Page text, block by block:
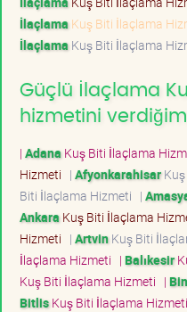
İlaçlama Kuş Biti İlaçlama
İlaçlama Kuş Biti İlaçlama
Güçlü İlaçlama
hizmetini
| Adana Kuş Biti İlaçlama
Hizmeti | AfyonkarahisarKuş
Biti İlaçlama Hizmeti |
Ankara Kuş Biti İlaçlama
Hizmeti | ArtvinKuş Biti
İlaçlama Hizmeti | Balıkesir
Kuş Biti İlaçlama Hizmeti |
BitlisKuş Biti İlaçlama Hizmeti